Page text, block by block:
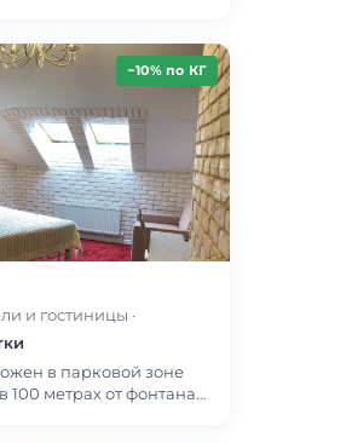
−10% по КГ
и гостиницы ·
в парковой зоне
100 метрах от фонтана